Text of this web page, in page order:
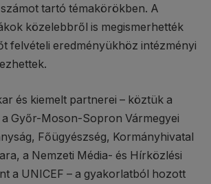
tartó témakörökben. A
közelebbről is megismerhették
felvételi eredményükhöz intézményi
és kiemelt partnerei – köztük a
Győr-Moson-Sopron Vármegyei
Főügyészség, Kormányhivatal
a Nemzeti Média- és Hírközlési
a UNICEF – a gyakorlatból hozott